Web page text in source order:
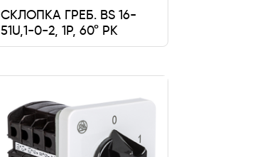
СКЛОПКА ГРЕБ. BS 16-
51U,1-0-2, 1P, 60° РК